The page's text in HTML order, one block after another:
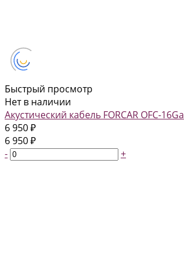
Быстрый просмотр
Нет в наличии
Акустический кабель FORCAR OFC-16Ga
6 950 ₽
6 950 ₽
-
+